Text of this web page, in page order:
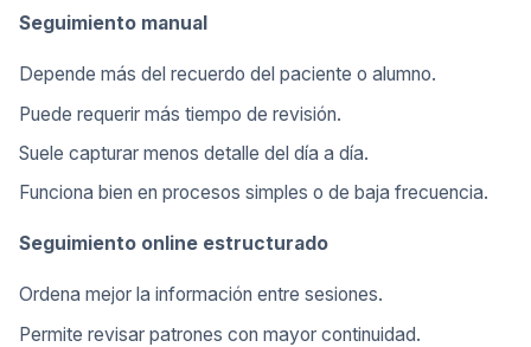
Seguimiento manual
Depende más del recuerdo del paciente o alumno.
Puede requerir más tiempo de revisión.
Suele capturar menos detalle del día a día.
Funciona bien en procesos simples o de baja frecuencia.
Seguimiento online estructurado
Ordena mejor la información entre sesiones.
Permite revisar patrones con mayor continuidad.